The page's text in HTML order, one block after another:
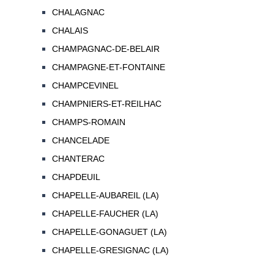
CHALAGNAC
CHALAIS
CHAMPAGNAC-DE-BELAIR
CHAMPAGNE-ET-FONTAINE
CHAMPCEVINEL
CHAMPNIERS-ET-REILHAC
CHAMPS-ROMAIN
CHANCELADE
CHANTERAC
CHAPDEUIL
CHAPELLE-AUBAREIL (LA)
CHAPELLE-FAUCHER (LA)
CHAPELLE-GONAGUET (LA)
CHAPELLE-GRESIGNAC (LA)